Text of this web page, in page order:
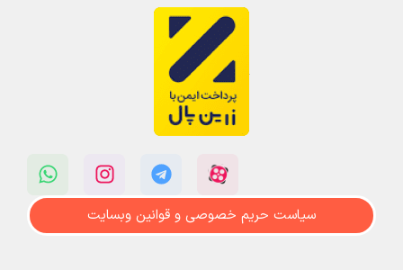
سیاست حریم خصوصی و قوانین وبسایت